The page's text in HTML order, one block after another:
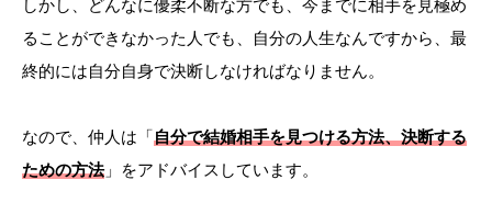
しかし、どんなに優柔不断な方でも、今までに相手を見極め
ることができなかった人でも、自分の人生なんですから、最
終的には自分自身で決断しなければなりません。
なので、仲人は「自分で結婚相手を見つける方法、決断する
ための方法」をアドバイスしています。